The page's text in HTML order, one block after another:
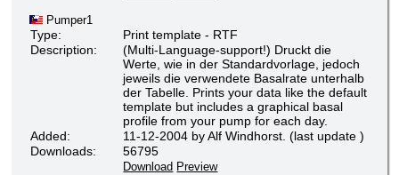
Pumper1
Type:
Print template - RTF
Description:
(Multi-Language-support!) Druckt die
Werte, wie in der Standardvorlage, jedoch
jeweils die verwendete Basalrate unterhalb
der Tabelle. Prints your data like the default
template but includes a graphical basal
profile from your pump for each day.
Added:
11-12-2004 by Alf Windhorst. (last update )
Downloads:
56795
Download Preview